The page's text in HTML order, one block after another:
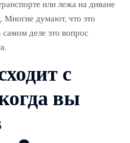
или лежа на диване
Многие думают, что это
деле это вопрос
с
вы